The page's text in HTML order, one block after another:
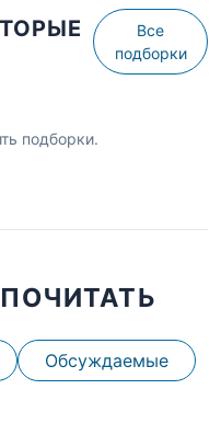
Все
подборки
подборки.
Обсуждаемые